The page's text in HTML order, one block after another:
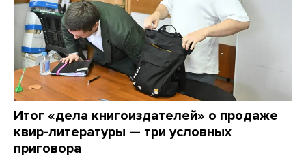
Итог «дела книгоиздателей» о продаже
квир-литературы — три условных
приговора